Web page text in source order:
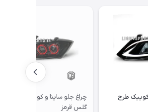
کوییک طرح
چراغ جلو ساینا و کوییک طرح
گلس قرمز